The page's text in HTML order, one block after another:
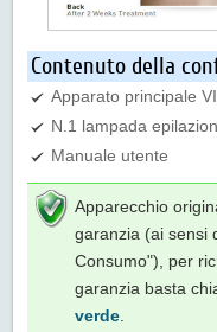
Contenuto della
Apparato principale
N.1 lampada
Manuale utente
Apparecchio
garanzia (ai sensi
Consumo"), per
garanzia basta
verde.